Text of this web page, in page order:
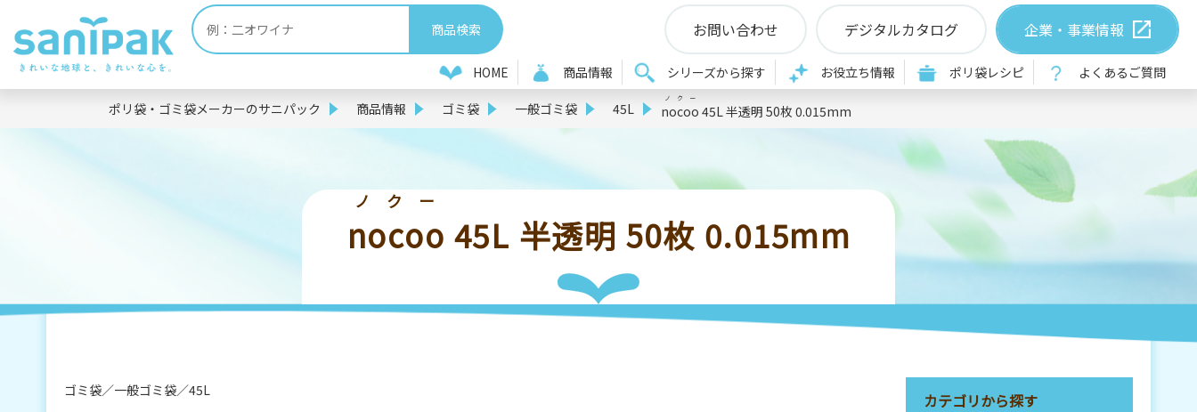
HOME 商品情報 シリーズから探す お役立ち情報 ポリ袋レシピ よくあるご質問
お問い合わせ デジタルカタログ 企業・事業情報
ポリ袋・ゴミ袋メーカーのサニパック 商品情報 ゴミ袋 一般ゴミ袋 45L nocoo
ノクー
45L 半透明 50枚 0.015mm
nocoo
ノクー
45L 半透明 50枚 0.015mm
ゴミ袋 一般ゴミ袋 45L カテゴリから探す